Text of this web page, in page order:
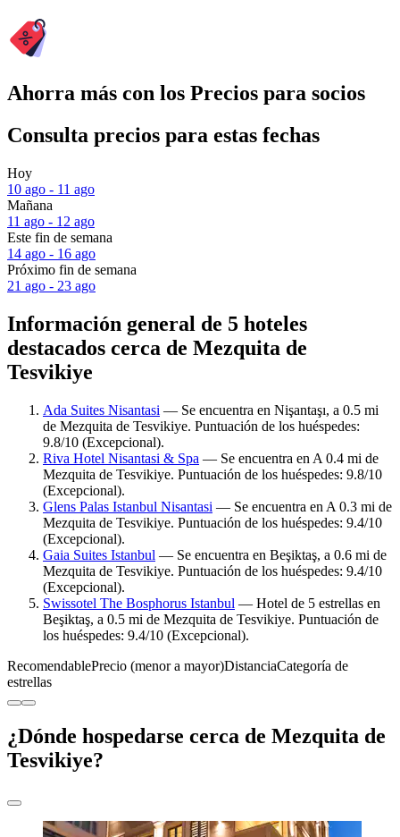
Ahorra más con los Precios para socios
Consulta precios para estas fechas
Hoy
10 ago - 11 ago
Mañana
11 ago - 12 ago
Este fin de semana
14 ago - 16 ago
Próximo fin de semana
21 ago - 23 ago
Información general de 5 hoteles
destacados cerca de Mezquita de
Tesvikiye
Ada Suites Nisantasi — Se encuentra en Nişantaşı, a 0.5 mi
de Mezquita de Tesvikiye. Puntuación de los huéspedes:
9.8/10 (Excepcional).
Riva Hotel Nisantasi & Spa — Se encuentra en A 0.4 mi de
Mezquita de Tesvikiye. Puntuación de los huéspedes: 9.8/10
(Excepcional).
Glens Palas Istanbul Nisantasi — Se encuentra en A 0.3 mi de
Mezquita de Tesvikiye. Puntuación de los huéspedes: 9.4/10
(Excepcional).
Gaia Suites Istanbul — Se encuentra en Beşiktaş, a 0.6 mi de
Mezquita de Tesvikiye. Puntuación de los huéspedes: 9.4/10
(Excepcional).
Swissotel The Bosphorus Istanbul — Hotel de 5 estrellas en
Beşiktaş, a 0.5 mi de Mezquita de Tesvikiye. Puntuación de
los huéspedes: 9.4/10 (Excepcional).
RecomendablePrecio (menor a mayor)DistanciaCategoría de
estrellas
¿Dónde hospedarse cerca de Mezquita de
Tesvikiye?